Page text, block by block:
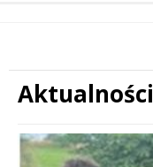
Aktualności
Treść